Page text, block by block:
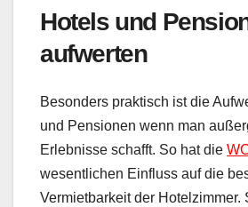
Hotels und
aufwerten
Besonders praktisch ist die
und Pensionen wenn man
Erlebnisse schafft. So hat die
wesentlichen Einfluss auf die
Vermietbarkeit der Hotelzimmer.